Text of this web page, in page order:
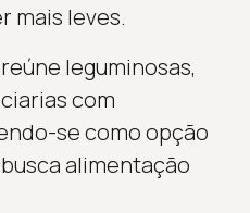
mais leves.
leguminosas,
com
se como opção
alimentação